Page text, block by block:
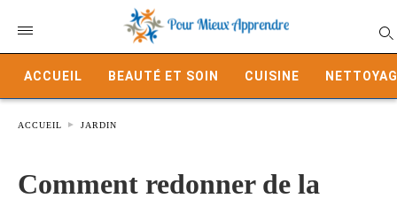
ACCUEIL BEAUTÉ ET SOIN CUISINE
ACCUEIL JARDIN
Comment redonner de la